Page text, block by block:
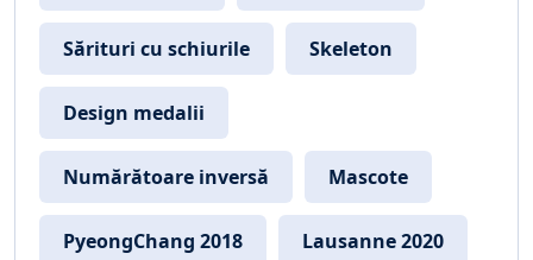
Sărituri cu schiurile Skeleton
Design medalii
Numărătoare inversă Mascote
PyeongChang 2018 Lausanne 2020